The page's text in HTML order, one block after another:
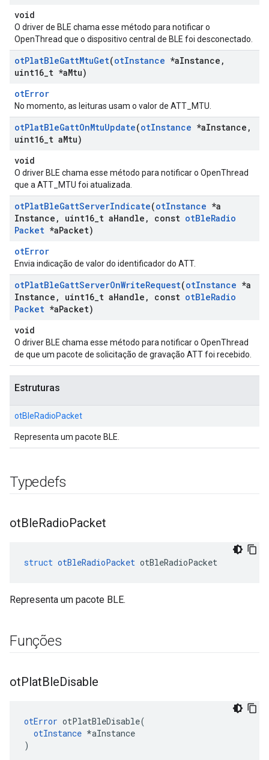
void
O driver de BLE chama esse método para notificar o
OpenThread que o dispositivo central de BLE foi desconectado.
otPlatBleGattMtuGet(otInstance *aInstance ,
uint16 t *aMtu)
otError
No momento, as leituras usam o valor de ATT_MTU.
otPlatBleGattOnMtuUpdate(otInstance *aInstance ,
uint16 t aMtu)
void
O driver BLE chama esse método para notificar o OpenThread
que a ATT_MTU foi atualizada.
otPlatBleGattServerIndicate(otInstance *a
Instance , uint16 t aHandle , const otBleRadio
Packet *aPacket)
otError
Envia indicação de valor do identificador do ATT.
otPlatBleGattServerOnWriteRequest(otInstance *a
Instance , uint16 t aHandle , const otBleRadio
Packet *aPacket)
void
O driver BLE chama esse método para notificar o OpenThread
de que um pacote de solicitação de gravação ATT foi recebido.
Estruturas
otBleRadioPacket
Representa um pacote BLE.
Typedefs
otBleRadioPacket
struct otBleRadioPacket otBleRadioPacket
Representa um pacote BLE.
Funções
otPlatBleDisable
otError otPlatBleDisable(
otInstance *aInstance
)